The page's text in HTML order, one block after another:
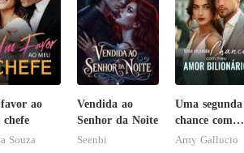
ao
chefe
Souza
Vendida ao
Senhor da Noite
Seenbi
Uma segunda
chance com
meu amor
Arny Gallucio